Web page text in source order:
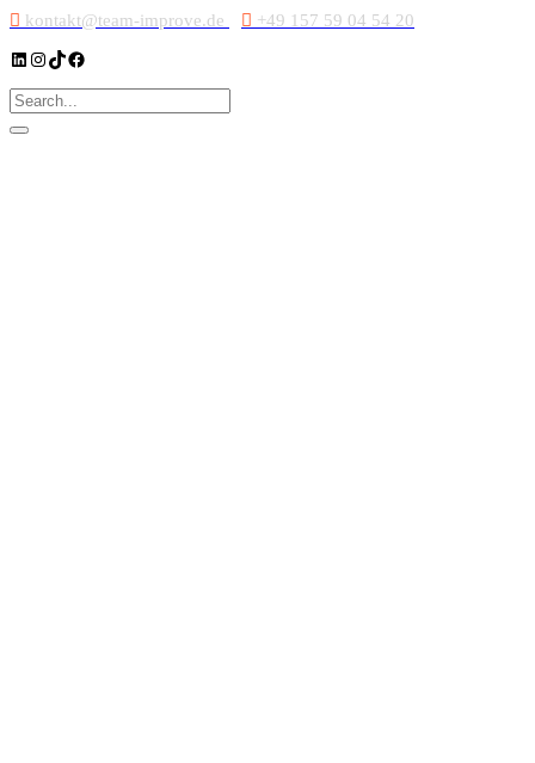
kontakt@team-improve.de +49 157 59 04 54 20
LinkedIn
Instagram
TikTokFacebook